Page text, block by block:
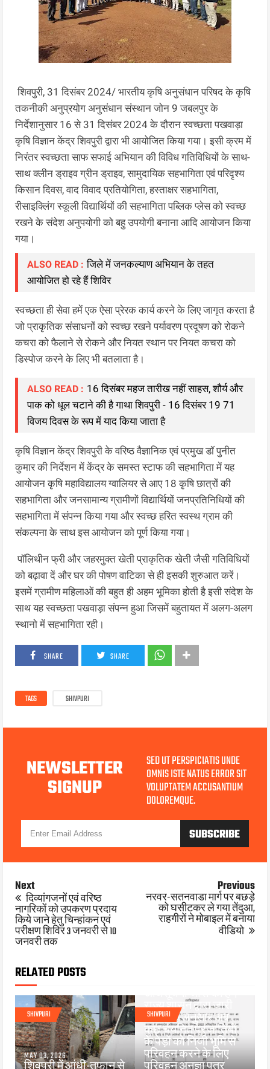
शिवपुरी, 31 दिसंबर 2024/ भारतीय कृषि अनुसंधान परिषद के कृषि
तकनीकी अनुप्रयोग अनुसंधान संस्थान जोन 9 जबलपुर के
निर्देशानुसार 16 से 31 दिसंबर 2024 के दौरान स्वच्छता पखवाड़ा
कृषि विज्ञान केंद्र शिवपुरी द्वारा भी आयोजित किया गया। इसी क्रम में
निरंतर स्वच्छता साफ सफाई अभियान की विविध गतिविधियों के साथ-
साथ क्लीन ड्राइव ग्रीन ड्राइव, सामुदायिक सहभागिता एवं परिदृश्य
किसान दिवस, वाद विवाद प्रतियोगिता, हस्ताक्षर सहभागिता,
रीसाइक्लिंग स्कूली विद्यार्थियों की सहभागिता पब्लिक प्लेस को स्वच्छ
रखने के संदेश अनुपयोगी को बहु उपयोगी बनाना आदि आयोजन किया
गया।
ALSO READ : जिले में जनकल्याण अभियान के तहत
आयोजित हो रहे हैं शिविर
स्वच्छता ही सेवा हमें एक ऐसा प्रेरक कार्य करने के लिए जागृत करता है
जो प्राकृतिक संसाधनों को स्वच्छ रखने पर्यावरण प्रदूषण को रोकने
कचरा को फैलाने से रोकने और नियत स्थान पर नियत कचरा को
डिस्पोज करने के लिए भी बतलाता है।
ALSO READ : 16 दिसंबर महज तारीख नहीं साहस, शौर्य और
पाक को धूल चटाने की है गाथा शिवपुरी - 16 दिसंबर 19 71
विजय दिवस के रूप में याद किया जाता है
कृषि विज्ञान केंद्र शिवपुरी के वरिष्ठ वैज्ञानिक एवं प्रमुख डॉ पुनीत
कुमार की निर्देशन में केंद्र के समस्त स्टाफ की सहभागिता में यह
आयोजन कृषि महाविद्यालय ग्वालियर से आए 18 कृषि छात्रों की
सहभागिता और जनसामान्य ग्रामीणों विद्यार्थियों जनप्रतिनिधियों की
सहभागिता में संपन्न किया गया और स्वच्छ हरित स्वस्थ ग्राम की
संकल्पना के साथ इस आयोजन को पूर्ण किया गया।
पॉलिथीन फ्री और जहरमुक्त खेती प्राकृतिक खेती जैसी गतिविधियों
को बढ़ावा दें और घर की पोषण वाटिका से ही इसकी शुरुआत करें।
इसमें ग्रामीण महिलाओं की बहुत ही अहम भूमिका होती है इसी संदेश के
साथ यह स्वच्छता पखवाड़ा संपन्न हुआ जिसमें बहुतायत में अलग-अलग
स्थानो में सहभागिता रही।
SHARE SHARE
TAGS SHIVPURI
NEWSLETTER
SIGNUP
SED UT PERSPICIATIS UNDE
OMNIS ISTE NATUS ERROR SIT
VOLUPTATEM ACCUSANTIUM
DOLOREMQUE.
Next
दिव्यांगजनों एवं वरिष्ठ
नागरिकों को उपकरण प्रदाय
किये जाने हेतु चिन्हांकन एवं
परीक्षण शिविर 3 जनवरी से 10
जनवरी तक
Previous
नरवर-सतनवाडा मार्ग पर बछड़े
को घसीटकर ले गया तेंदुआ,
राहगीरों ने मोबाइल में बनाया
वीडियो
RELATED POSTS
SHIVPURI
MAY 03, 2026
SHIVPURI
अधिसूचना जारी की है।
राज्य शासन द्वारा जारी
आदेश के अनुसार अब
कुछ चयनित प्रजातियों
के पेड़ों को निजी भूमि से
परिवहन करने के लिए